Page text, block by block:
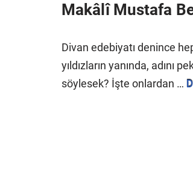
Makâlî Mustafa
Divan edebiyatı denince
yıldızların yanında, adını
söylesek? İşte onlardan …